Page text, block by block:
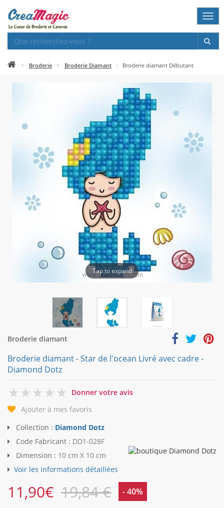
Broderie Broderie Diamant Broderie diamant Débutant
Tap to expand
Broderie diamant
Broderie diamant - Star de l'ocean Livré avec cadre -
Diamond Dotz
0
Donner votre avis
Ajouter à mes favoris
Collection : Diamond Dotz
Code Fabricant : DD1-028F
Dimension : 10 cm X 10 cm
Voir les informations détaillées
11,90€ 19,84 € - 40%